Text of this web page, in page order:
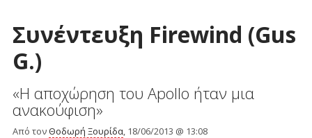
Συνέντευξη Firewind (Gus
G.)
«Η αποχώρηση του Apollo ήταν μια
ανακούφιση»
Από τονΘοδωρή Ξουρίδα, 18/06/2013 @ 13:08